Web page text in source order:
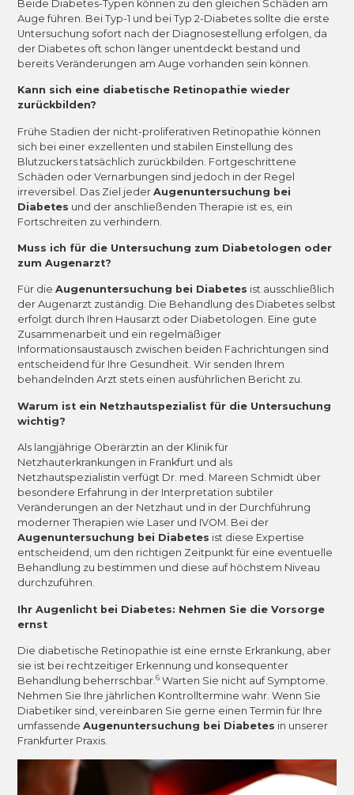
Beide Diabetes-Typen können zu den gleichen Schäden am
Auge führen. Bei Typ-1 und bei Typ 2-Diabetes sollte die erste
Untersuchung sofort nach der Diagnosestellung erfolgen, da
der Diabetes oft schon länger unentdeckt bestand und
bereits Veränderungen am Auge vorhanden sein können.
Kann sich eine diabetische Retinopathie wieder
zurückbilden?
Frühe Stadien der nicht-proliferativen Retinopathie können
sich bei einer exzellenten und stabilen Einstellung des
Blutzuckers tatsächlich zurückbilden. Fortgeschrittene
Schäden oder Vernarbungen sind jedoch in der Regel
irreversibel. Das Ziel jederAugenuntersuchung bei
Diabetes und der anschließenden Therapie ist es, ein
Fortschreiten zu verhindern.
Muss ich für die Untersuchung zum Diabetologen oder
zum Augenarzt?
Für dieAugenuntersuchung bei Diabetes ist ausschließlich
der Augenarzt zuständig. Die Behandlung des Diabetes selbst
erfolgt durch Ihren Hausarzt oder Diabetologen. Eine gute
Zusammenarbeit und ein regelmäßiger
Informationsaustausch zwischen beiden Fachrichtungen sind
entscheidend für Ihre Gesundheit. Wir senden Ihrem
behandelnden Arzt stets einen ausführlichen Bericht zu.
Warum ist ein Netzhautspezialist für die Untersuchung
wichtig?
Als langjährige Oberärztin an der Klinik für
Netzhauterkrankungen in Frankfurt und als
Netzhautspezialistin verfügt Dr. med. Mareen Schmidt über
besondere Erfahrung in der Interpretation subtiler
Veränderungen an der Netzhaut und in der Durchführung
moderner Therapien wie Laser und IVOM. Bei der
Augenuntersuchung bei Diabetes ist diese Expertise
entscheidend, um den richtigen Zeitpunkt für eine eventuelle
Behandlung zu bestimmen und diese auf höchstem Niveau
durchzuführen.
Ihr Augenlicht bei Diabetes: Nehmen Sie die Vorsorge
ernst
Die diabetische Retinopathie ist eine ernste Erkrankung, aber
sie ist bei rechtzeitiger Erkennung und konsequenter
Behandlung beherrschbar.6 Warten Sie nicht auf Symptome.
Nehmen Sie Ihre jährlichen Kontrolltermine wahr. Wenn Sie
Diabetiker sind, vereinbaren Sie gerne einen Termin für Ihre
umfassendeAugenuntersuchung bei Diabetes in unserer
Frankfurter Praxis.